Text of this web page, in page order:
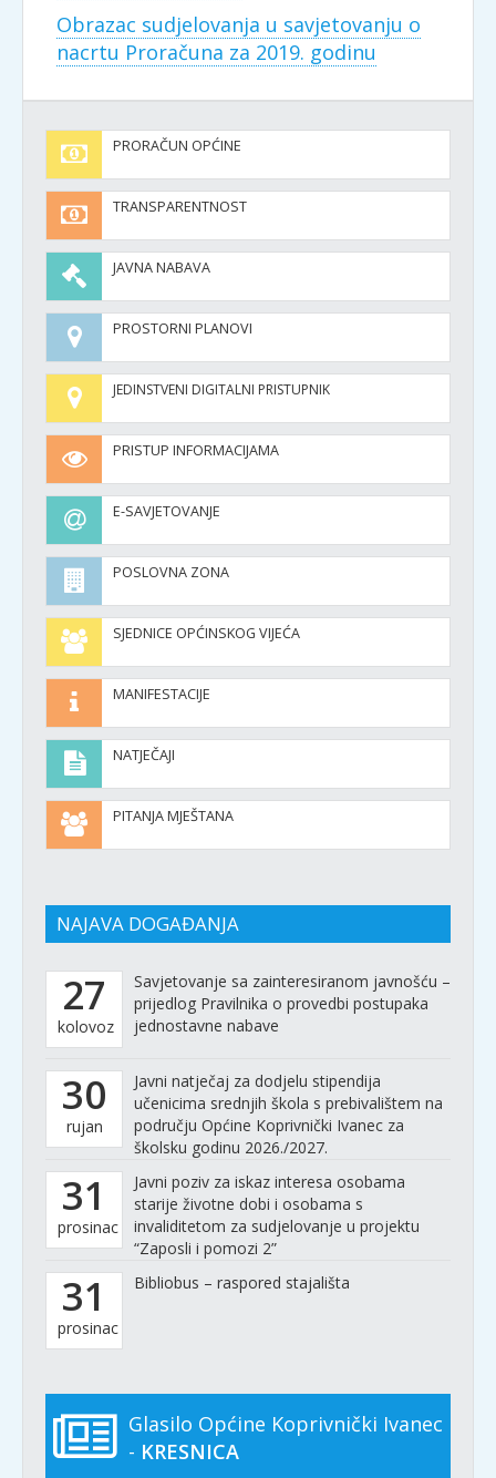
Obrazac sudjelovanja u savjetovanju o
nacrtu Proračuna za 2019. godinu
PRORAČUN OPĆINE
TRANSPARENTNOST
JAVNA NABAVA
PROSTORNI PLANOVI
JEDINSTVENI DIGITALNI PRISTUPNIK
PRISTUP INFORMACIJAMA
E-SAVJETOVANJE
POSLOVNA ZONA
SJEDNICE OPĆINSKOG VIJEĆA
MANIFESTACIJE
NATJEČAJI
PITANJA MJEŠTANA
NAJAVA DOGAĐANJA
27
kolovoz
Savjetovanje sa zainteresiranom javnošću –
prijedlog Pravilnika o provedbi postupaka
jednostavne nabave
30
rujan
Javni natječaj za dodjelu stipendija
učenicima srednjih škola s prebivalištem na
području Općine Koprivnički Ivanec za
školsku godinu 2026./2027.
31
prosinac
Javni poziv za iskaz interesa osobama
starije životne dobi i osobama s
invaliditetom za sudjelovanje u projektu
“Zaposli i pomozi 2”
31
prosinac
Bibliobus – raspored stajališta
Glasilo Općine Koprivnički Ivanec
- KRESNICA